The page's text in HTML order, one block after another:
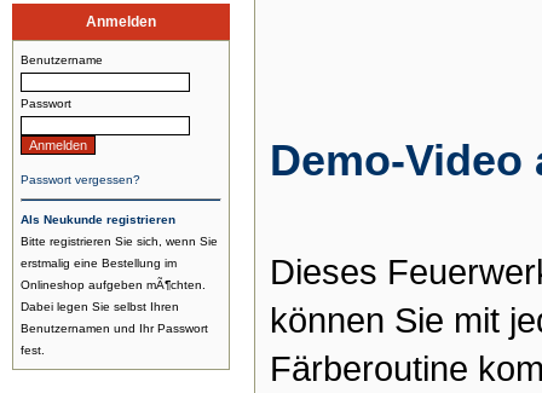
Anmelden
Benutzername
Passwort
Passwort vergessen?
Als Neukunde registrieren
Bitte registrieren Sie sich, wenn Sie
erstmalig eine Bestellung im
Onlineshop aufgeben mÃ¶chten.
Dabei legen Sie selbst Ihren
Benutzernamen und Ihr Passwort
fest.
Demo-Video
Dieses
können Sie mit
Färberoutine